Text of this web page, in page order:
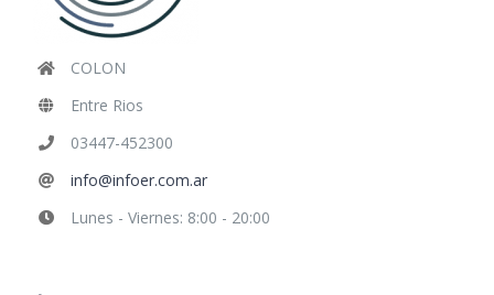
COLON
Entre Rios
03447-452300
info@infoer.com.ar
Lunes - Viernes: 8:00 - 20:00